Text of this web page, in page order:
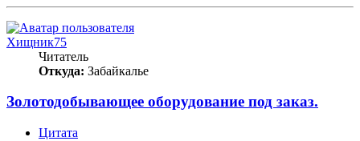
Хищник75
Читатель
Откуда: Забайкалье
Золотодобывающее оборудование под заказ.
Цитата